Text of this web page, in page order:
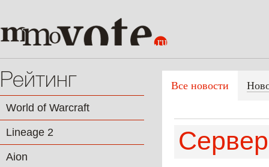
Рейтинг
World of Warcraft
Lineage 2
Aion
Все новости